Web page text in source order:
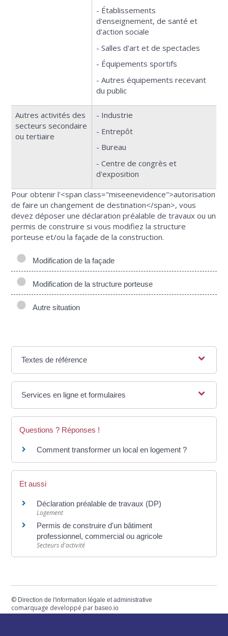
- Établissements
d'enseignement, de santé et
d'action sociale
- Salles d'art et de spectacles
- Équipements sportifs
- Autres équipements recevant
du public
Autres activités des
secteurs secondaire
ou tertiaire
- Industrie
- Entrepôt
- Bureau
- Centre de congrès et
d'exposition
Pour obtenir l'<span class="miseenevidence">autorisation
de faire un changement de destination</span>, vous
devez déposer une déclaration préalable de travaux ou un
permis de construire si vous modifiez la structure
porteuse et/ou la façade de la construction.
Modification de la façade
Modification de la structure porteuse
Autre situation
Textes de référence
Services en ligne et formulaires
Questions ? Réponses !
Comment transformer un local en logement ?
Et aussi
Déclaration préalable de travaux (DP)
Logement
Permis de construire d'un bâtiment
professionnel, commercial ou agricole
Secteurs d'activité
© Direction de l'information légale et administrative
comarquage developpé parbaseo.io